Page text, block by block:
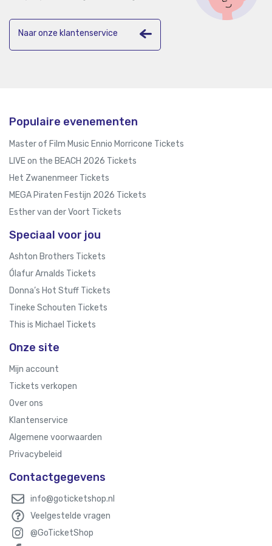
Naar onze klantenservice
Populaire evenementen
Master of Film Music Ennio Morricone Tickets
LIVE on the BEACH 2026 Tickets
Het Zwanenmeer Tickets
MEGA Piraten Festijn 2026 Tickets
Esther van der Voort Tickets
Speciaal voor jou
Ashton Brothers Tickets
Ólafur Arnalds Tickets
Donna’s Hot Stuff Tickets
Tineke Schouten Tickets
This is Michael Tickets
Onze site
Mijn account
Tickets verkopen
Over ons
Klantenservice
Algemene voorwaarden
Privacybeleid
Contactgegevens
info@goticketshop.nl
Veelgestelde vragen
@GoTicketShop